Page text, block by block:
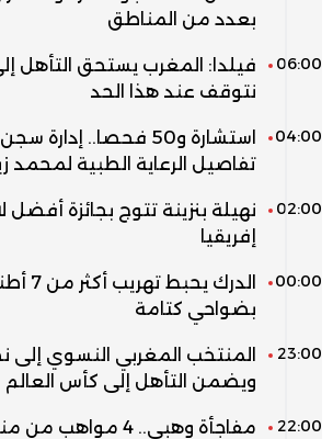
بعدد من المناطق
06:00
فيلدا: المغرب يستحق التأهل
نتوقف عند هذا الحد
04:00
استشارة و50 فحصا..
تفاصيل الرعاية الطبية لمحمد
02:00
نهيلة بنزينة تتوج بجائزة
إفريقيا
00:00
الدرك
بضواحي كتامة
23:00
المنتخب المغربي النسوي إلى
ويضمن التأهل إلى كأس العالم
22:00